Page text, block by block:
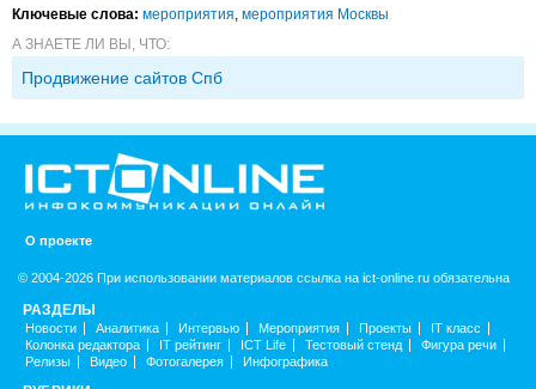
Ключевые слова: мероприятия мероприятия Москвы
А ЗНАЕТЕ ЛИ ВЫ, ЧТО:
Продвижение сайтов Спб
О проекте
© 2004-2026 При использовании материалов ссылка на ict-online.ru обязательна
РАЗДЕЛЫ
Новости Аналитика Интервью Мероприятия Проекты
IT класс
Колонка редактора
IT рейтинг ICT Life Тестовый стенд
Фигура речи
Релизы
Видео Фотогалерея Инфографика